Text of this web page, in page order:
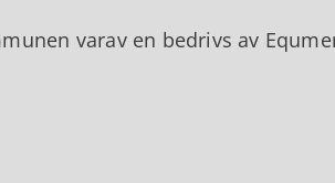
varav en bedrivs av